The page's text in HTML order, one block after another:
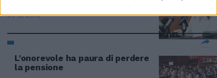
31/12/2010
L'onorevole ha paura di perdere
la pensione